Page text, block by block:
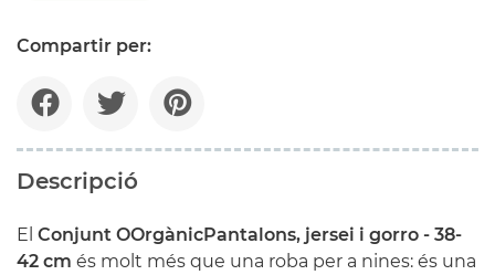
Compartir per:
Descripció
El Conjunt OOrgànicPantalons, jersei i gorro - 38-
42 cm és molt més que una roba per a nines: és una